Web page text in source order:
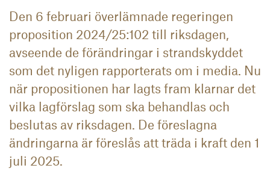
Den 6 februari överlämnade regeringen
proposition 2024/25:102 till riksdagen,
avseende de förändringar i strandskyddet
som det nyligen rapporterats om i media. Nu
när propositionen har lagts fram klarnar det
vilka lagförslag som ska behandlas och
beslutas av riksdagen. De föreslagna
ändringarna är föreslås att träda i kraft den 1
juli 2025.